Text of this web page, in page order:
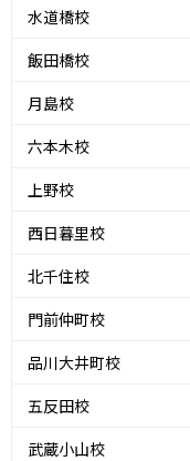
水道橋校
飯田橋校
月島校
六本木校
上野校
西日暮里校
北千住校
門前仲町校
品川大井町校
五反田校
武蔵小山校